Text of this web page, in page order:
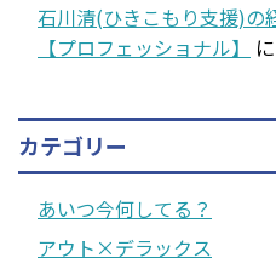
石川清(ひきこもり支援)の
【プロフェッショナル】
に
カテゴリー
あいつ今何してる？
アウト×デラックス